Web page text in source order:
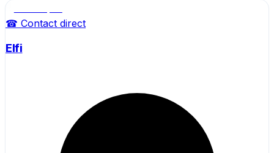
☎ Contact direct
Elfi